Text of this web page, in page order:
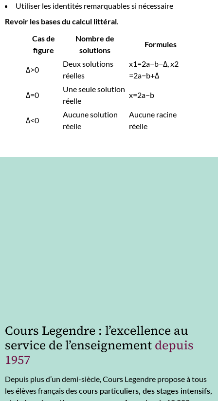
Utiliser les identités remarquables si nécessaire
Revoir les bases du calcul littéral
Cas de
figure
Nombre de
solutions
Formules
Δ>0
Deux solutions
réelles
x1​=2a−b−Δ​​, x2​
=2a−b+Δ​​
Δ=0
Une seule solution
réelle
x=2a−b​
Δ<0
Aucune solution
réelle
Aucune racine
réelle
Cours Legendre : l’excellence au
service de l’enseignement depuis
1957
Depuis plus d’un demi-siècle, Cours Legendre propose à tous
les élèves français descours particuliers, des stages intensifs,